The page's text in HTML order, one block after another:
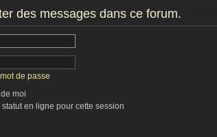
des messages dans ce forum.
de passe
moi
en ligne pour cette session